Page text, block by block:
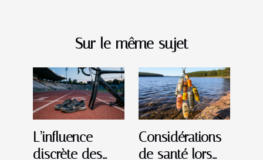
Sur le même sujet
L’influence
discrète des
Considérations
de santé lors